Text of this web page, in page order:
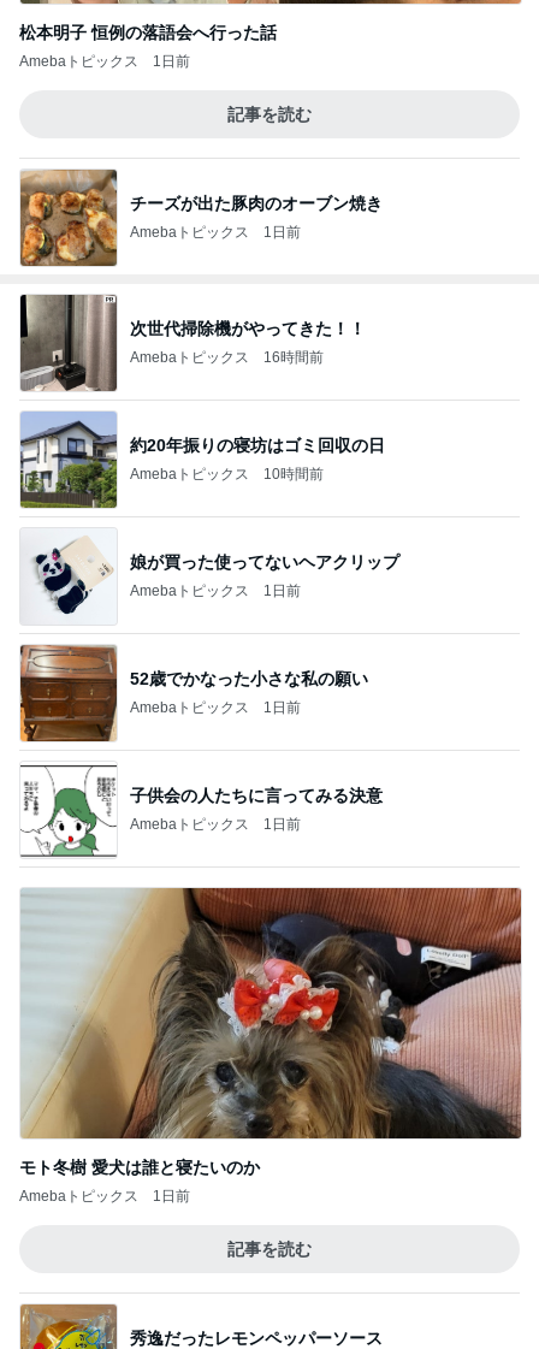
松本明子 恒例の落語会へ行った話
Amebaトピックス 1日前
記事を読む
チーズが出た豚肉のオーブン焼き
Amebaトピックス 1日前
次世代掃除機がやってきた！！
Amebaトピックス 16時間前
約20年振りの寝坊はゴミ回収の日
Amebaトピックス 10時間前
娘が買った使ってないヘアクリップ
Amebaトピックス 1日前
52歳でかなった小さな私の願い
Amebaトピックス 1日前
子供会の人たちに言ってみる決意
Amebaトピックス 1日前
モト冬樹 愛犬は誰と寝たいのか
Amebaトピックス 1日前
記事を読む
秀逸だったレモンペッパーソース